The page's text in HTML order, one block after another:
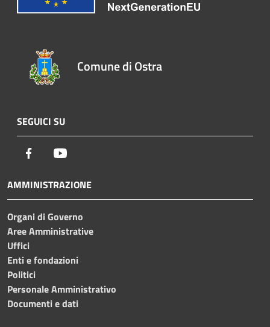
Comune di Ostra
SEGUICI SU
Facebook
AMMINISTRAZIONE
Organi di Governo
Aree Amministrative
Uffici
Enti e fondazioni
Politici
Personale Amministrativo
Documenti e dati